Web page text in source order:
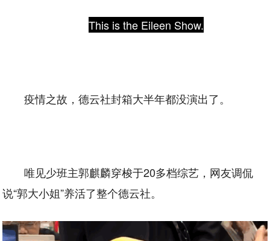
This is the Eileen Show.
疫情之故，德云社封箱大半年都没演出了。
唯见少班主郭麒麟穿梭于20多档综艺，网友调侃
说“郭大小姐”养活了整个德云社。